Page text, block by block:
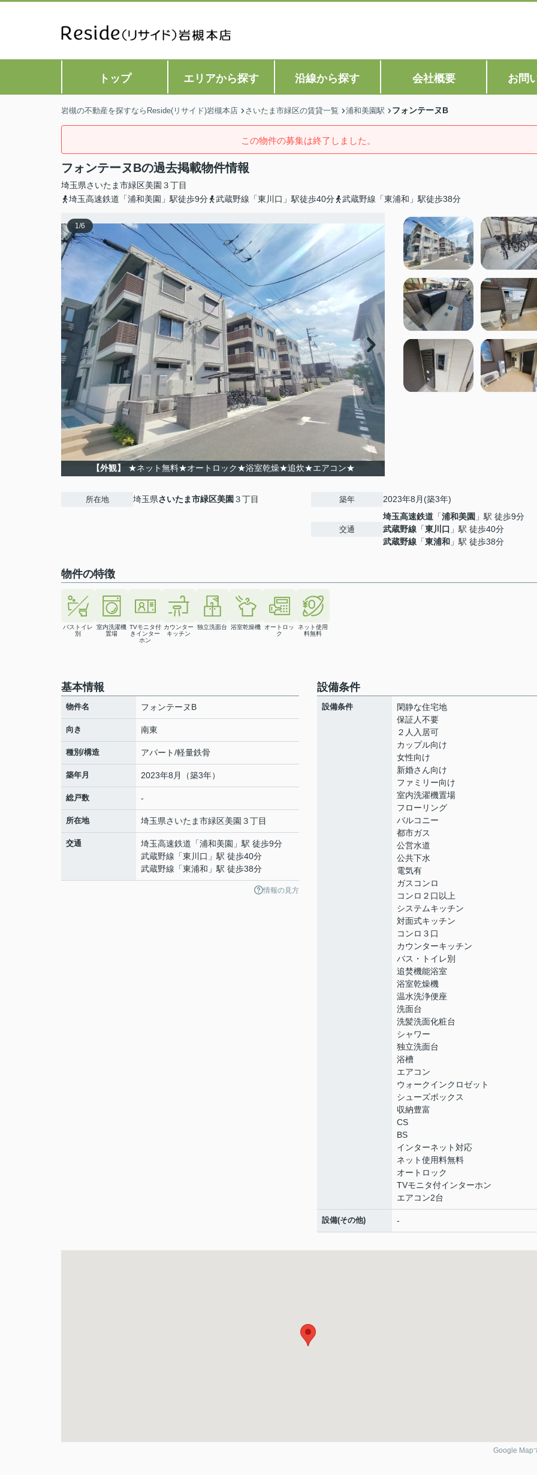
トップ エリアから探す 沿線から探す 会社概要 お問
岩槻の不動産を探すならReside(リサイド)岩槻本店 さいたま市緑区の賃貸一覧 浦和美園駅 フォンテーヌB
この物件の募集は終了しました。
フォンテーヌBの過去掲載物件情報
埼玉県さいたま市緑区美園 ３丁目
埼玉高速鉄道「浦和美園」駅徒歩9分
武蔵野線「東川口」駅徒歩40分 武蔵野線「東浦和」駅徒歩38分
1/6
【外観】 ★ネット無料★オートロック★浴室乾燥★追炊★エアコン★
所在地 埼玉県さいたま市緑区美園 ３丁目 築年 2023年8月(築3年)
交通
埼玉高速鉄道 「浦和美園 」駅 徒歩9分
武蔵野線 「東川口 」駅 徒歩40分
武蔵野線 「東浦和 」駅 徒歩38分
物件の特徴
バストイレ
別
室内洗濯機
置場
TVモニタ付
きインター
ホン
カウンター
キッチン
独立洗面台 浴室乾燥機
オートロッ
ク
ネット使用
料無料
基本情報
物件名 フォンテーヌB
向き 南東
種別/構造 アパート/軽量鉄骨
築年月 2023年8月（築3年）
総戸数 -
所在地 埼玉県さいたま市緑区美園 ３丁目
交通 埼玉高速鉄道 「浦和美園 」駅 徒歩9分
武蔵野線 「東川口 」駅 徒歩40分
武蔵野線 「東浦和 」駅 徒歩38分
情報の見方
設備条件
設備条件
閑静な住宅地
保証人不要
２人入居可
カップル向け
女性向け
新婚さん向け
ファミリー向け
室内洗濯機置場
フローリング
バルコニー
都市ガス
公営水道
公共下水
電気有
ガスコンロ
コンロ２口以上
システムキッチン
対面式キッチン
コンロ３口
カウンターキッチン
バス・トイレ別
追焚機能浴室
浴室乾燥機
温水洗浄便座
洗面台
洗髪洗面化粧台
シャワー
独立洗面台
浴槽
エアコン
ウォークインクロゼット
シューズボックス
収納豊富
CS
BS
インターネット対応
ネット使用料無料
オートロック
TVモニタ付インターホン
エアコン2台
設備(その他) -
Google Map